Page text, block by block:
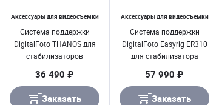
Аксессуары для видеосъемки
Система поддержки
DigitalFoto THANOS для
стабилизаторов
36 490 ₽
Заказать
Аксессуары для видеосъемки
Система поддержки
DigitalFoto Easyrig ER310
для стабилизатора
57 990 ₽
Заказать